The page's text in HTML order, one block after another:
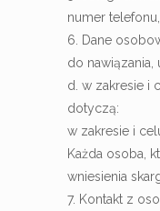
numer
6. Dane
do nawiązania,
d. w zakresie i
dotyczą:
w zakresie i
Każda osoba,
wniesienia
7. Kontakt z